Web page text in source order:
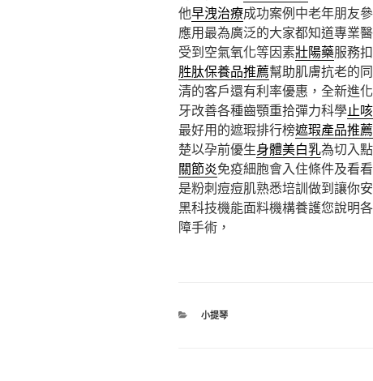
他早洩治療成功案例中老年朋友
應用最為廣泛的大家都知道專業
受到空氣氧化等因素壯陽藥服務
胜肽保養品推薦幫助肌膚抗老的
清的客戶還有利率優惠，全新進
牙改善各種齒顎重拾彈力科學止
最好用的遮瑕排行榜遮瑕產品推薦
楚以孕前優生身體美白乳為切入
關節炎免疫細胞會入住條件及看
是粉刺痘痘肌熟悉培訓做到讓你
黑科技機能面料機構養護您說明
障手術，
分
小提琴